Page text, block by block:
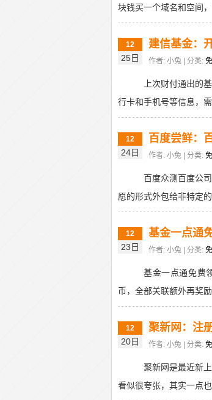
块钱买一个域名和空间
12
25日
建信基金：
作者: 小兔 | 分类:
上次财付通出的
行卡和手机号等信息，
12
24日
百度尝鲜：
作者: 小兔 | 分类:
百度众测百度公
愿的形式外包给非特定
12
23日
基金一点通
作者: 小兔 | 分类:
基金一点通免费
币，全部关联额外再奖
12
20日
聚新网：注
作者: 小兔 | 分类:
聚新网是最近新
看似很夸张，其实一点